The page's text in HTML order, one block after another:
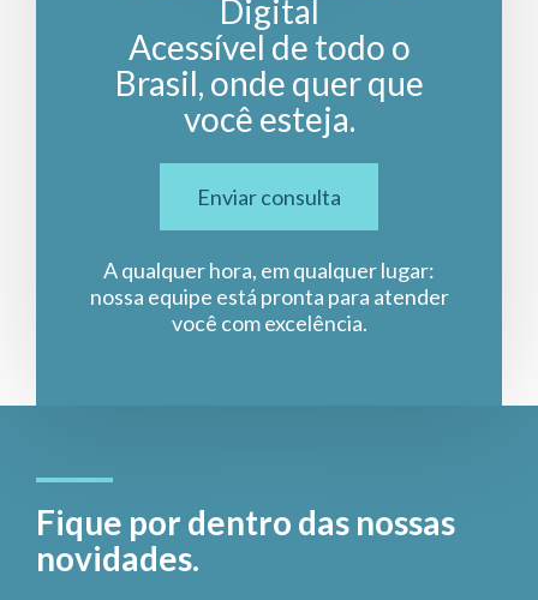
Digital
Acessível de todo o
Brasil, onde quer que
você esteja.
Enviar consulta
A qualquer hora, em qualquer lugar:
nossa equipe está pronta para atender
você com excelência.
Fique por dentro das nossas
novidades.